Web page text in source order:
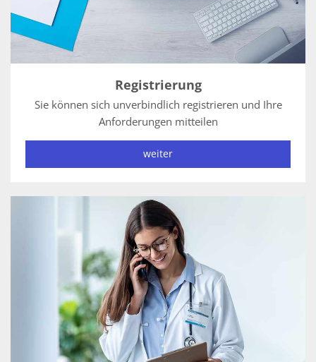
Registrierung
Sie können sich unverbindlich registrieren und Ihre
Anforderungen mitteilen
weiter